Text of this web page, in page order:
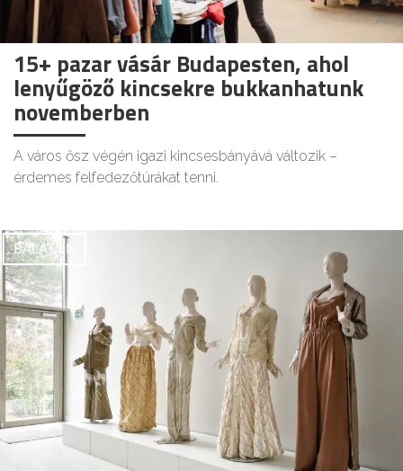
15+ pazar vásár Budapesten, ahol
lenyűgöző kincsekre bukkanhatunk
novemberben
A város ősz végén igazi kincsesbányává változik –
érdemes felfedezőtúrákat tenni.
BALATON